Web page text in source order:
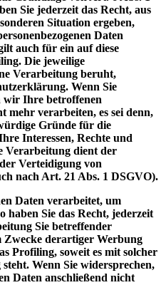
Sie jederzeit das Recht, aus
Situation ergeben,
Daten
auch für ein auf diese
Die jeweilige
Verarbeitung beruht,
Wenn Sie
wir Ihre betroffenen
mehr verarbeiten, es sei denn,
Gründe für die
Interessen, Rechte und
Verarbeitung dient der
Verteidigung von
nach Art. 21 Abs. 1 DSGVO).
Daten verarbeitet, um
haben Sie das Recht, jederzeit
Sie betreffender
Zwecke derartiger Werbung
Profiling, soweit es mit solcher
Wenn Sie widersprechen,
Daten anschließend nicht